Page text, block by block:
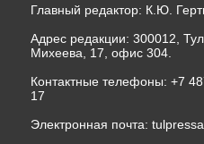
Главный редактор: К.Ю.
Адрес редакции: 300012,
Михеева, 17, офис 304.
Контактные телефоны: +7
17
Электронная почта: